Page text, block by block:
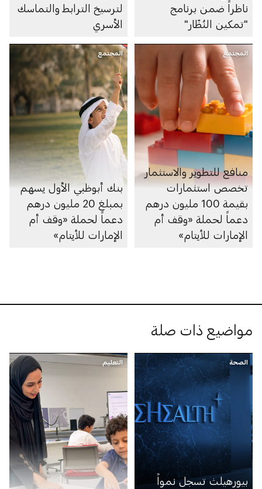
ناظراً ضمن برنامج
"تمكين النُظّار"
لترسيخ الترابط والتماسك
الأسري
المجتمع
منافع للتطوير والاستثمار
تخصص استثمارات
بقيمة 100 مليون درهم
دعماً لحملة «وقف أم
الإمارات للأيتام»
المجتمع
بنك أبوظبي الأول يسهم
بمبلغ 20 مليون درهم
دعماً لحملة «وقف أم
الإمارات للأيتام»
مواضيع ذات صلة
الصحة
بيورهيلث تسجل نمواً
التعليم